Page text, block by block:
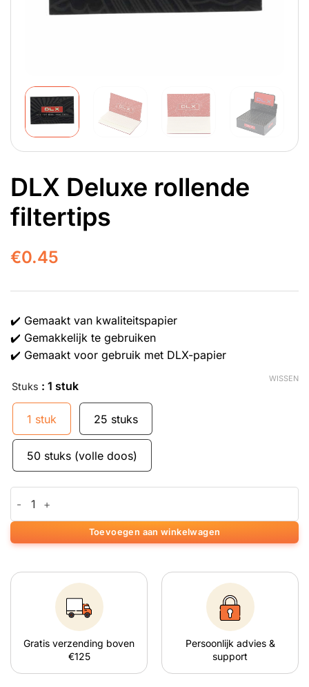
DLX Deluxe rollende
filtertips
€0.45
✔️ Gemaakt van kwaliteitspapier
✔️ Gemakkelijk te gebruiken
✔️ Gemaakt voor gebruik met DLX-papier
Stuks : 1 stuk
1 stuk 25 stuks
50 stuks (volle doos)
WISSEN
Toevoegen aan winkelwagen
Gratis verzending boven
€125
Persoonlijk advies &
support